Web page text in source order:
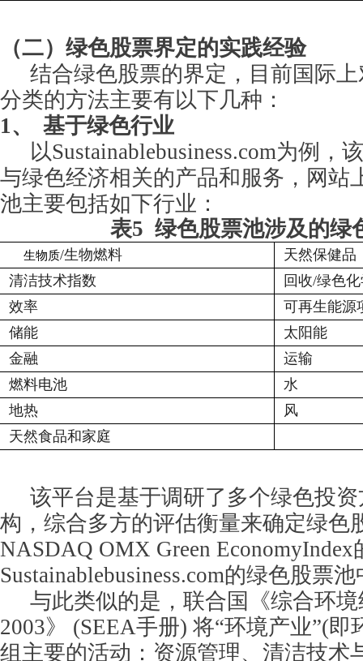
（二）绿色股票界定的实践经验
结合绿色股票的界定，目前国际
分类的方法主要有以下几种：
1、
基于绿色行业
以Sustainablebusiness.com为例，
与绿色经济相关的产品和服务，网站
池主要包括如下行业：
表5 绿色股票池涉及的绿
生物质/生物燃料
天然保健品
清洁技术指数
回收/绿色
效率
可再生能源
储能
太阳能
金融
运输
燃料电池
水
地热
风
天然食品和家庭
该平台是基于调研了多个绿色投
构，综合多方的评估衡量来确定绿色
NASDAQ OMX Green EconomyIndex
Sustainablebusiness.com的绿色股票池
与此类似的是，联合国《综合环
2003》 (SEEA手册) 将“环境产业”(即
组主要的活动：资源管理、清洁技术